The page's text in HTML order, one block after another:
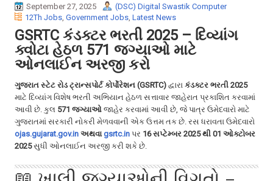
a
v
i
g
a
t
i
o
n
September 27, 2025
(DSC) Digital Swastik Computer
12Th Jobs, Government Jobs, Latest News
GSRTC કંડક્ટર ભરતી 2025 – દિવ્યાંગ
ક્વોટા હેઠળ 571 જગ્યાઓ માટે
ઓનલાઈન અરજી કરો
ગુજરાત સ્ટેટ રોડ ટ્રાન્સપોર્ટ કોર્પોરેશન (GSRTC) દ્વારા કંડક્ટર ભરતી 2025
માટે દિવ્યાંગ વિશેષ ભરતી અભિયાન હેઠળ સત્તાવાર જાહેરાત પ્રકાશિત કરવામાં
આવી છે. કુલ 571 જગ્યાઓ જાહેર કરવામાં આવી છે, જે પાત્ર ઉમેદવારો માટે
ગુજરાતમાં સરકારી નોકરી મેળવવાની એક ઉત્તમ તક છે. રસ ધરાવતા ઉમેદવારો
ojas.gujarat.gov.in અથવાgsrtc.in પર 16 સપ્ટેમ્બર 2025 થી 01 ઓક્ટોબર
2025સુધી ઓનલાઈન અરજી કરી શકે છે.